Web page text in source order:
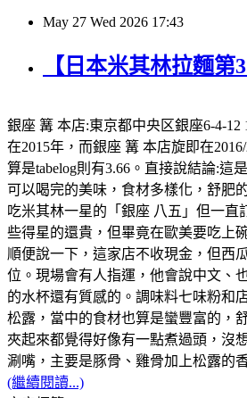
May 27 Wed 2026 17:43
【日本米其林拉麵
銀座 篝 本店:東京都中央区銀座6-4-
在2015年，而銀座 篝 本店旋即在
算是tabelog則有3.66。直接說結論:
可以喝完的美味，食材多樣化，舒肥
吃米其林一星的「銀座 八五」但一
些得星的還貴，但畢竟在歐美要吃上
順便說一下，這家店不收現金，但西
位。現場會有人指運，他會說中文、
的水杯還有質感的。調味料七味粉和
松露，當中的食材也算是蠻豐富的，
夾起來都覺得好像有一點煮過頭，沒
涮嘴，主要是豚骨、雞骨加上松露的
(繼續閱讀...)